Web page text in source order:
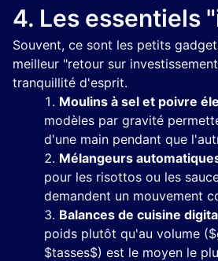
4. Les essentiels
Souvent, ce sont les petits
meilleur "retour sur
tranquillité d'esprit.
Moulins à sel et poivre
modèles par gravité
d'une main pendant que
Mélangeurs
pour les risottos ou les
demandent un mouvement
Balances de cuisine
poids plutôt qu'au volume
$tasses$) est le moyen le